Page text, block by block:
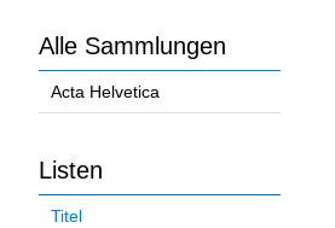
Alle Sammlungen
Acta Helvetica
Listen
Titel